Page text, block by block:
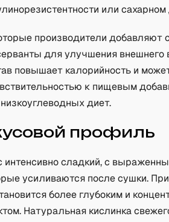
или сахарном
производители добавляют
для улучшения внешнего
повышает калорийность и
к пищевым
диет.
профиль
интенсивно сладкий, с
усиливаются после сушки.
более глубоким и
Натуральная кислинка